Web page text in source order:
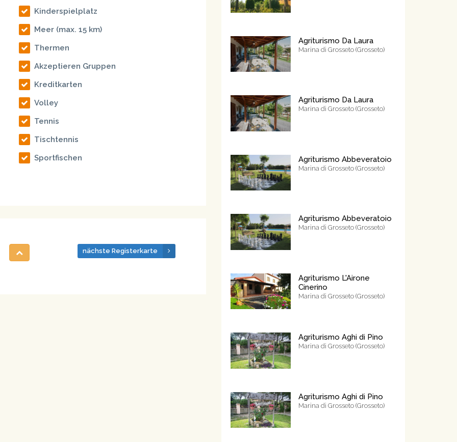
Kinderspielplatz
Meer (max. 15 km)
Thermen
Akzeptieren Gruppen
Kreditkarten
Volley
Tennis
Tischtennis
Sportfischen
nächste Registerkarte
Agriturismo Da Laura
Marina di Grosseto (Grosseto)
Agriturismo Da Laura
Marina di Grosseto (Grosseto)
Agriturismo Abbeveratoio
Marina di Grosseto (Grosseto)
Agriturismo Abbeveratoio
Marina di Grosseto (Grosseto)
Agriturismo L'Airone
Cinerino
Marina di Grosseto (Grosseto)
Agriturismo Aghi di Pino
Marina di Grosseto (Grosseto)
Agriturismo Aghi di Pino
Marina di Grosseto (Grosseto)